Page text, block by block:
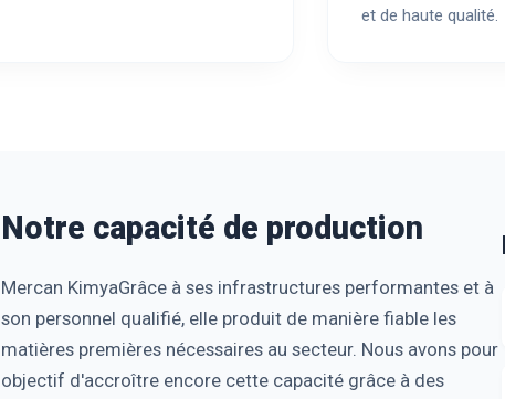
et de haute qualité.
Notre capacité de production
Mercan KimyaGrâce à ses infrastructures performantes et à
son personnel qualifié, elle produit de manière fiable les
matières premières nécessaires au secteur. Nous avons pour
objectif d'accroître encore cette capacité grâce à des